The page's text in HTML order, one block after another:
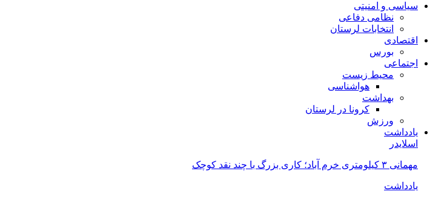
سیاسی و امنیتی
نظامی دفاعی
انتخابات لرستان
اقتصادی
بورس
اجتماعی
محیط زیست
هواشناسی
بهداشت
کرونا در لرستان
ورزش
یادداشت
اسلایدر
مهمانی ۳ کیلومتری خرم آباد؛ کاری بزرگ با چند نقد کوچک
یادداشت